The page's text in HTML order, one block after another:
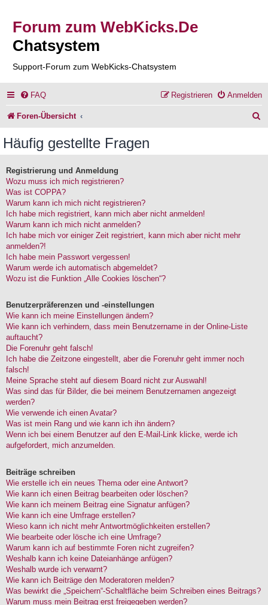
Forum zum WebKicks.De
Chatsystem
Support-Forum zum WebKicks-Chatsystem
FAQ Anmelden
Registrieren
Foren-Übersicht
Häufig gestellte Fragen
Registrierung und Anmeldung
Wozu muss ich mich registrieren?
Was ist COPPA?
Warum kann ich mich nicht registrieren?
Ich habe mich registriert, kann mich aber nicht anmelden!
Warum kann ich mich nicht anmelden?
Ich habe mich vor einiger Zeit registriert, kann mich aber nicht mehr
anmelden?!
Ich habe mein Passwort vergessen!
Warum werde ich automatisch abgemeldet?
Wozu ist die Funktion „Alle Cookies löschen“?
Benutzerpräferenzen und -einstellungen
Wie kann ich meine Einstellungen ändern?
Wie kann ich verhindern, dass mein Benutzername in der Online-Liste
auftaucht?
Die Forenuhr geht falsch!
Ich habe die Zeitzone eingestellt, aber die Forenuhr geht immer noch
falsch!
Meine Sprache steht auf diesem Board nicht zur Auswahl!
Was sind das für Bilder, die bei meinem Benutzernamen angezeigt
werden?
Wie verwende ich einen Avatar?
Was ist mein Rang und wie kann ich ihn ändern?
Wenn ich bei einem Benutzer auf den E-Mail-Link klicke, werde ich
aufgefordert, mich anzumelden.
Beiträge schreiben
Wie erstelle ich ein neues Thema oder eine Antwort?
Wie kann ich einen Beitrag bearbeiten oder löschen?
Wie kann ich meinem Beitrag eine Signatur anfügen?
Wie kann ich eine Umfrage erstellen?
Wieso kann ich nicht mehr Antwortmöglichkeiten erstellen?
Wie bearbeite oder lösche ich eine Umfrage?
Warum kann ich auf bestimmte Foren nicht zugreifen?
Weshalb kann ich keine Dateianhänge anfügen?
Weshalb wurde ich verwarnt?
Wie kann ich Beiträge den Moderatoren melden?
Was bewirkt die „Speichern“-Schaltfläche beim Schreiben eines Beitrags?
Warum muss mein Beitrag erst freigegeben werden?